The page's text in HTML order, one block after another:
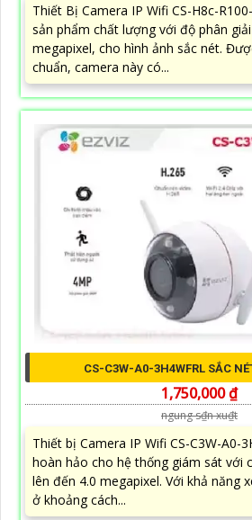
Thiết Bị Camera IP Wifi CS-H8c-
sản phẩm chất lượng với độ phân
megapixel, cho hình ảnh sắc nét.
chuẩn, camera này có...
CS-C3W-A0-3H4WFRL SẮC
1,750,000 ₫
ngung s₫n xu₫t
Thiết bị Camera IP Wifi CS-C3W-A0-
hoàn hảo cho hệ thống giám sát với
lên đến 4.0 megapixel. Với khả năng
ở khoảng cách...